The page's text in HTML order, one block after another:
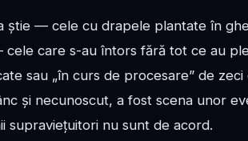
știe — cele cu drapele plantate în
care s-au întors fără tot ce au
sau „în curs de procesare” de
și necunoscut, a fost scena unor
supraviețuitori nu sunt de acord.